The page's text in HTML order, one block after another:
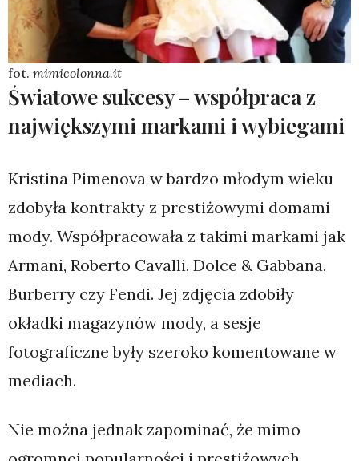
fot. mimicolonna.it
Światowe sukcesy – współpraca z
największymi markami i wybiegami
Kristina Pimenova w bardzo młodym wieku
zdobyła kontrakty z prestiżowymi domami
mody. Współpracowała z takimi markami jak
Armani, Roberto Cavalli, Dolce & Gabbana,
Burberry czy Fendi. Jej zdjęcia zdobiły
okładki magazynów mody, a sesje
fotograficzne były szeroko komentowane w
mediach.
Nie można jednak zapominać, że mimo